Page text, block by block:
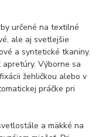
určené na textilné
ale aj svetlejšie
a syntetické tkaniny.
Výborne sa
žehličkou alebo v
práčke pri
a mäkké na